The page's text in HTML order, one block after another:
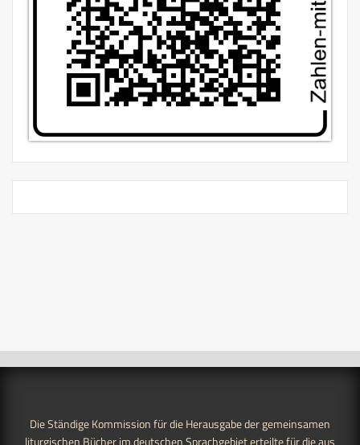
Die Ständige Kommission für die Herausgabe der gemeinsamen